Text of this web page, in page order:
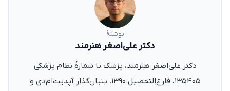
نوشتهٔ
دکتر علی‌اصغر هنرمند
دکتر علی‌اصغر هنرمند، پزشک با شمارهٔ نظام پزشکی
۱۳۵۴۰۵، فارغ‌التحصیل ۱۳۹۰. بنیان‌گذار آپدیت‌ام‌دی و